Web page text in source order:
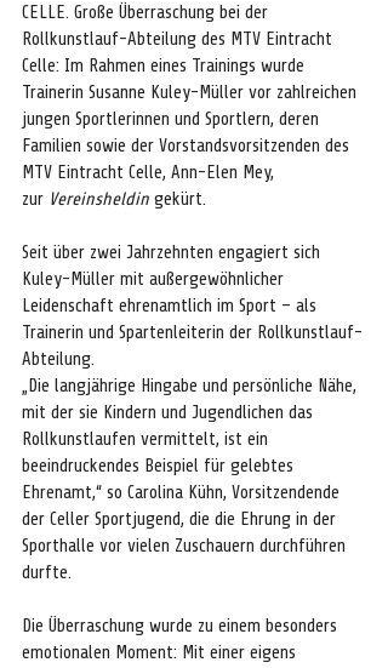
CELLE. Große Überraschung bei der
Rollkunstlauf-Abteilung des MTV Eintracht
Celle: Im Rahmen eines Trainings wurde
Trainerin Susanne Kuley-Müller vor zahlreichen
jungen Sportlerinnen und Sportlern, deren
Familien sowie der Vorstandsvorsitzenden des
MTV Eintracht Celle, Ann-Elen Mey,
zur Vereinsheldin gekürt.
Seit über zwei Jahrzehnten engagiert sich
Kuley-Müller mit außergewöhnlicher
Leidenschaft ehrenamtlich im Sport – als
Trainerin und Spartenleiterin der Rollkunstlauf-
Abteilung.
„Die langjährige Hingabe und persönliche Nähe,
mit der sie Kindern und Jugendlichen das
Rollkunstlaufen vermittelt, ist ein
beeindruckendes Beispiel für gelebtes
Ehrenamt,“ so Carolina Kühn, Vorsitzendende
der Celler Sportjugend, die die Ehrung in der
Sporthalle vor vielen Zuschauern durchführen
durfte.
Die Überraschung wurde zu einem besonders
emotionalen Moment: Mit einer eigens